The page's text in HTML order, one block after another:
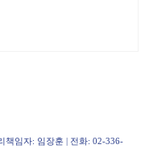
책임자: 임장훈 | 전화: 02-336-